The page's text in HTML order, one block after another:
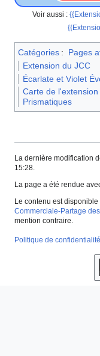
Voir aussi :
Catégories :
Pages
Extension du JCC
Écarlate et Violet
Carte de
Prismatiques
La dernière modification
15:28.
La page a été rendue
Le contenu est
Commerciale-Partage
mention contraire.
Politique de confidentialité